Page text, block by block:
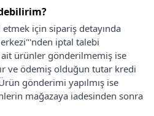
için sipariş detayında
iptal talebi
ürünler gönderilmemiş ise
ve ödemiş olduğun tutar kredi
gönderimi yapılmış ise
mağazaya iadesinden sonra